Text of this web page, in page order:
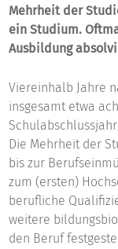
Mehrheit der
ein Studium.
Ausbildung
Viereinhalb Jahre
insgesamt etwa
Die Mehrheit der
bis zur
zum (ersten)
berufliche
weitere
den Beruf